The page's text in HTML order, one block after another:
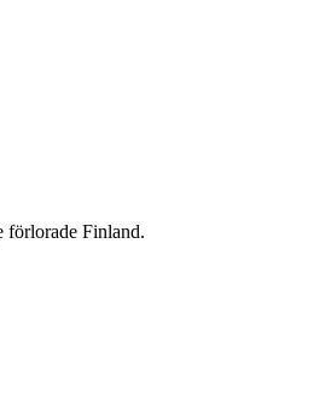
förlorade Finland.